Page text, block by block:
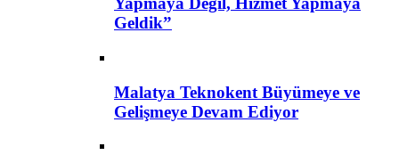
Geldik”
Malatya Teknokent Büyümeye ve
Gelişmeye Devam Ediyor